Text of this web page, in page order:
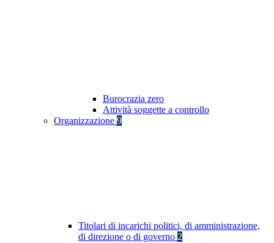
Burocrazia zero
Attività soggette a controllo
Organizzazione 9
Titolari di incarichi politici, di amministrazione,
di direzione o di governo 2